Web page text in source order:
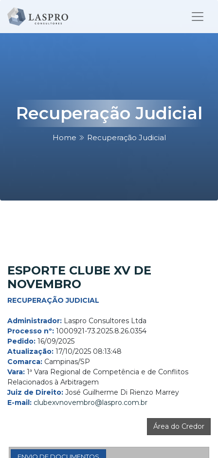
Recuperação Judicial
Home Recuperação Judicial
ESPORTE CLUBE XV DE
NOVEMBRO
RECUPERAÇÃO JUDICIAL
Administrador: Laspro Consultores Ltda
Processo nº: 1000921-73.2025.8.26.0354
Pedido: 16/09/2025
Atualização: 17/10/2025 08:13:48
Comarca: Campinas/SP
Vara: 1ª Vara Regional de Competência e de Conflitos
Relacionados à Arbitragem
Juiz de Direito: José Guilherme Di Rienzo Marrey
E-mail: clubexvnovembro@laspro.com.br
Área do Credor